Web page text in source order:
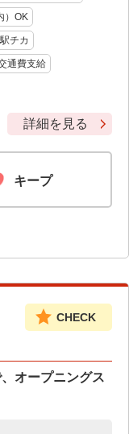
）OK
チカ
通費支給
詳細を見る
キープ
CHECK
オープニングス